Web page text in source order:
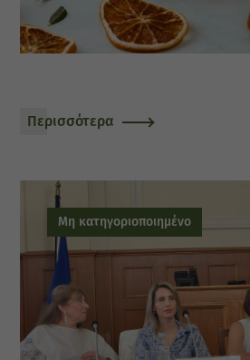
Περισσότερα
Μη κατηγοριοποιημένο